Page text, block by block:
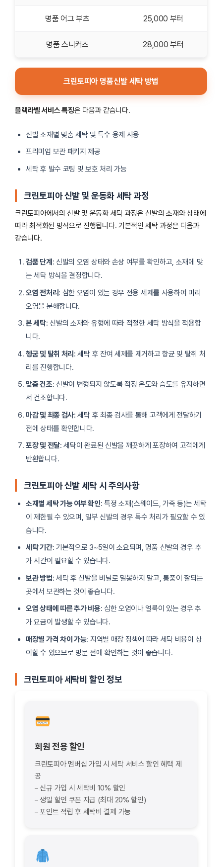
명품 어그 부츠 25,000 부터
명품 스니커즈 28,000 부터
크린토피아 명품신발 세탁 방법
블랙라벨 서비스 특징은 다음과 같습니다.
신발 소재별 맞춤 세탁 및 특수 용제 사용
프리미엄 보관 패키지 제공
세탁 후 발수 코팅 및 보호 처리 가능
크린토피아 신발 및 운동화 세탁 과정
크린토피아에서의 신발 및 운동화 세탁 과정은 신발의 소재와 상태에
따라 최적화된 방식으로 진행됩니다. 기본적인 세탁 과정은 다음과
같습니다.
검품 단계 : 신발의 오염 상태와 손상 여부를 확인하고, 소재에 맞
는 세탁 방식을 결정합니다.
오염 전처리 : 심한 오염이 있는 경우 전용 세제를 사용하여 미리
오염을 분해합니다.
본 세탁: 신발의 소재와 유형에 따라 적절한 세탁 방식을 적용합
니다.
헹굼 및 탈취 처리 : 세탁 후 잔여 세제를 제거하고 항균 및 탈취 처
리를 진행합니다.
맞춤 건조: 신발이 변형되지 않도록 적정 온도와 습도를 유지하면
서 건조합니다.
마감 및 최종 검사: 세탁 후 최종 검사를 통해 고객에게 전달하기
전에 상태를 확인합니다.
포장 및 전달: 세탁이 완료된 신발을 깨끗하게 포장하여 고객에게
반환합니다.
크린토피아 신발 세탁 시 주의사항
소재별 세탁 가능 여부 확인: 특정 소재(스웨이드, 가죽 등)는 세탁
이 제한될 수 있으며, 일부 신발의 경우 특수 처리가 필요할 수 있
습니다.
세탁 기간: 기본적으로 3~5일이 소요되며, 명품 신발의 경우 추
가 시간이 필요할 수 있습니다.
보관 방법: 세탁 후 신발을 비닐로 밀봉하지 말고, 통풍이 잘되는
곳에서 보관하는 것이 좋습니다.
오염 상태에 따른 추가 비용: 심한 오염이나 얼룩이 있는 경우 추
가 요금이 발생할 수 있습니다.
매장별 가격 차이 가능: 지역별 매장 정책에 따라 세탁 비용이 상
이할 수 있으므로 방문 전에 확인하는 것이 좋습니다.
크린토피아 세탁비 할인 정보
회원 전용 할인
크린토피아 멤버십 가입 시 세탁 서비스 할인 혜택 제
공
– 신규 가입 시 세탁비 10% 할인
– 생일 할인 쿠폰 지급 (최대 20% 할인)
– 포인트 적립 후 세탁비 결제 가능